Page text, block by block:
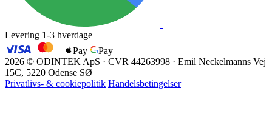
Levering 1-3 hverdage
Pay
Pay
2026 © ODINTEK ApS · CVR 44263998 · Emil Neckelmanns Vej
15C, 5220 Odense SØ
Privatlivs- & cookiepolitik Handelsbetingelser